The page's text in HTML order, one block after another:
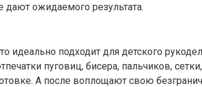
дают ожидаемого результата.
идеально подходит для детского
пуговиц, бисера, пальчиков,
А после воплощают свою